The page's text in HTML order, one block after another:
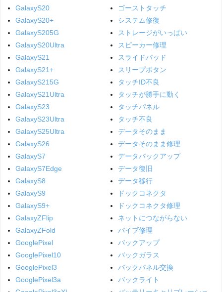
GalaxyS20
GalaxyS20+
GalaxyS205G
GalaxyS20Ultra
GalaxyS21
GalaxyS21+
GalaxyS215G
GalaxyS21Ultra
GalaxyS23
GalaxyS23Ultra
GalaxyS25Ultra
GalaxyS26
GalaxyS7
GalaxyS7Edge
GalaxyS8
GalaxyS9
GalaxyS9+
GalaxyZFlip
GalaxyZFold
GooglePixel
GooglePixel10
GooglePixel3
GooglePixel3a
ゴーストタッチ
システム修復
ストレージがいっぱい
スピーカー修理
スライドパッド
スリープボタン
タッチID不良
タッチが勝手に動く
タッチパネル
タッチ不良
データそのまま
データそのまま修理
データバックアップ
データ復旧
データ移行
ドックコネクタ
ドックコネクタ修理
ネットにつながらない
バイブ修理
バックアップ
バックガラス
バックパネル交換
バックライト